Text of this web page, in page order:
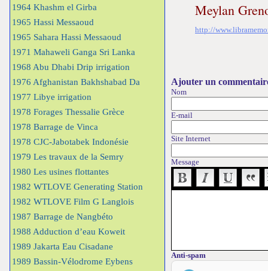
1964 Khashm el Girba
1965 Hassi Messaoud
1965 Sahara Hassi Messaoud
1971 Mahaweli Ganga Sri Lanka
1968 Abu Dhabi Drip irrigation
1976 Afghanistan Bakhshabad Da
1977 Libye irrigation
1978 Forages Thessalie Grèce
1978 Barrage de Vinca
1978 CJC-Jabotabek Indonésie
1979 Les travaux de la Semry
1980 Les usines flottantes
1982 WTLOVE Generating Station
1982 WTLOVE Film G Langlois
1987 Barrage de Nangbéto
1988 Adduction d’eau Koweit
1989 Jakarta Eau Cisadane
1989 Bassin-Vélodrome Eybens
Meylan
http://
Ajouter un
Nom
E-mail
Site Internet
Message
Anti-spam